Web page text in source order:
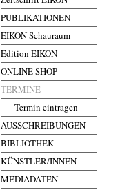
PUBLIKATIONEN
EIKON Schauraum
Edition EIKON
ONLINE SHOP
TERMINE
Termin eintragen
AUSSCHREIBUNGEN
BIBLIOTHEK
KÜNSTLER/INNEN
MEDIADATEN